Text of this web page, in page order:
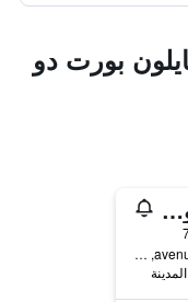
بورت دو
ميركيور كافيون هوتل
601 avenue Boscodomini, كافييون, إقليم فوكلوز, فرنسا